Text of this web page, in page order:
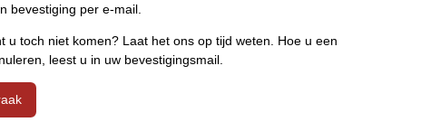
bevestiging per e-mail.
u toch niet komen? Laat het ons op tijd weten. Hoe u een
leest u in uw bevestigingsmail.